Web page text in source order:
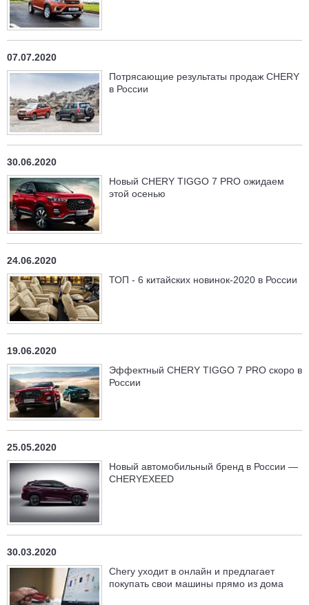
07.07.2020
Потрясающие результаты продаж CHERY
в России
30.06.2020
Новый CHERY TIGGO 7 PRO ожидаем
этой осенью
24.06.2020
ТОП - 6 китайских новинок-2020 в России
19.06.2020
Эффектный CHERY TIGGO 7 PRO скоро в
России
25.05.2020
Новый автомобильный бренд в России —
CHERYEXEED
30.03.2020
Chery уходит в онлайн и предлагает
покупать свои машины прямо из дома